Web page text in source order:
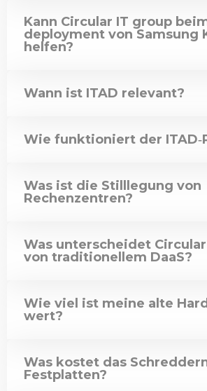
Kann Circular IT group
deployment von Samsung
helfen?
Wann ist ITAD relevant?
Wie funktioniert der
Was ist die Stilllegung von
Rechenzentren?
Was unterscheidet
von traditionellem DaaS?
Wie viel ist meine alte
wert?
Was kostet das
Festplatten?